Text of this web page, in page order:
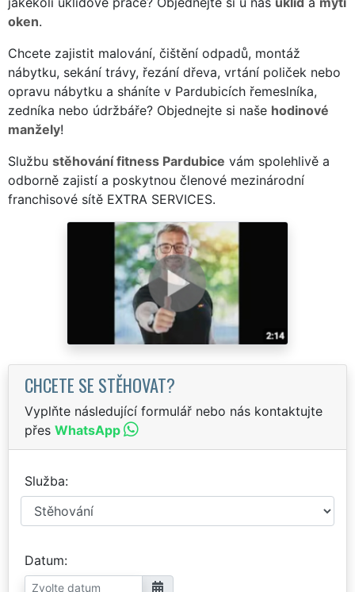
oken.
Chcete zajistit malování, čištění odpadů, montáž
nábytku, sekání trávy, řezání dřeva, vrtání poliček nebo
opravu nábytku a sháníte v Pardubicích řemeslníka,
zedníka nebo údržbáře? Objednejte si naše hodinové
manžely!
Službu stěhování fitness Pardubice vám spolehlivě a
odborně zajistí a poskytnou členové mezinárodní
franchisové sítě EXTRA SERVICES.
CHCETE SE STĚHOVAT?
Vyplňte následující formulář nebo nás kontaktujte
přes WhatsApp
Služba
Datum